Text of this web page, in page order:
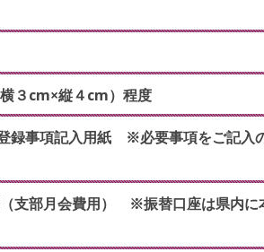
３cm×縦４cm）程度
録事項記入用紙 ※必要事項をご記入
支部月会費用） ※振替口座は県内に